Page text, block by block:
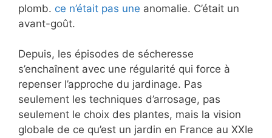
plomb. ce n’était pas une anomalie. C’était un
avant-goût.
Depuis, les épisodes de sécheresse
s’enchaînent avec une régularité qui force à
repenser l’approche du jardinage. Pas
seulement les techniques d’arrosage, pas
seulement le choix des plantes, mais la vision
globale de ce qu’est un jardin en France au XXIe